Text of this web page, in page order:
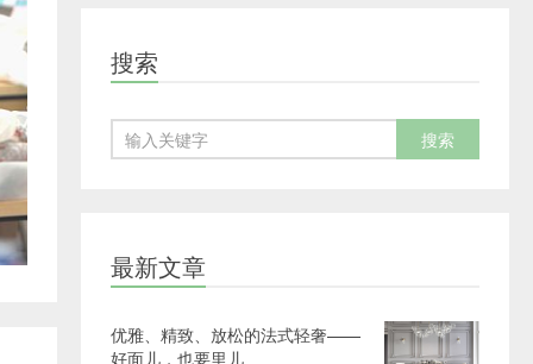
搜索
最新文章
优雅、精致、放松的法式轻奢——
好面儿，也要里儿